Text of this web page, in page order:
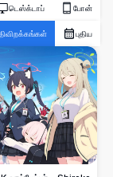
டெஸ்க்டாப் போன்
புதிய